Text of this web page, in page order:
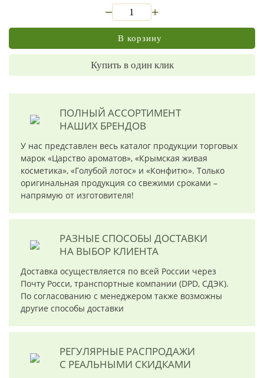
+
В корзину
Купить в один клик
ПОЛНЫЙ АССОРТИМЕНТ
НАШИХ БРЕНДОВ
У нас представлен весь каталог продукции торговых
марок «Царство ароматов», «Крымская живая
косметика», «Голубой лотос» и «Конфитю». Только
оригинальная продукция со свежими сроками –
напрямую от изготовителя!
РАЗНЫЕ СПОСОБЫ ДОСТАВКИ
НА ВЫБОР КЛИЕНТА
Доставка осуществляется по всей России через
Почту Росси, транспортные компании (DPD, СДЭК).
По согласованию с менеджером также возможны
другие способы доставки
РЕГУЛЯРНЫЕ РАСПРОДАЖИ
С РЕАЛЬНЫМИ СКИДКАМИ